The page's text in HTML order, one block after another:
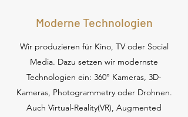
Moderne Technologien
Wir produzieren für Kino, TV oder Social
Media. Dazu setzen wir modernste
Technologien ein: 360° Kameras, 3D-
Kameras, Photogrammetry oder Drohnen.
Auch Virtual-Reality(VR), Augmented